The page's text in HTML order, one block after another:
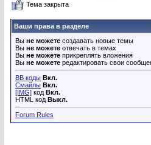
Тема закрыта
Ваши права в разделе
Вы не можете создавать новые темы
Вы не можете отвечать в темах
Вы не можете прикреплять вложения
Вы не можете редактировать свои
BB коды Вкл.
Смайлы Вкл.
[IMG] код Вкл.
HTML код Выкл.
Forum Rules